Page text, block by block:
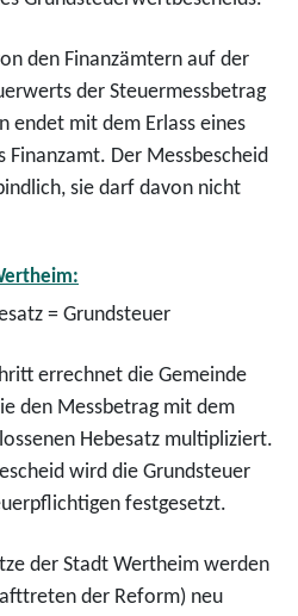
den Finanzämtern auf der
der Steuermessbetrag
endet mit dem Erlass eines
Finanzamt. Der Messbescheid
sie darf davon nicht
= Grundsteuer
errechnet die Gemeinde
den Messbetrag mit dem
Hebesatz multipliziert.
wird die Grundsteuer
festgesetzt.
der Stadt Wertheim werden
der Reform) neu